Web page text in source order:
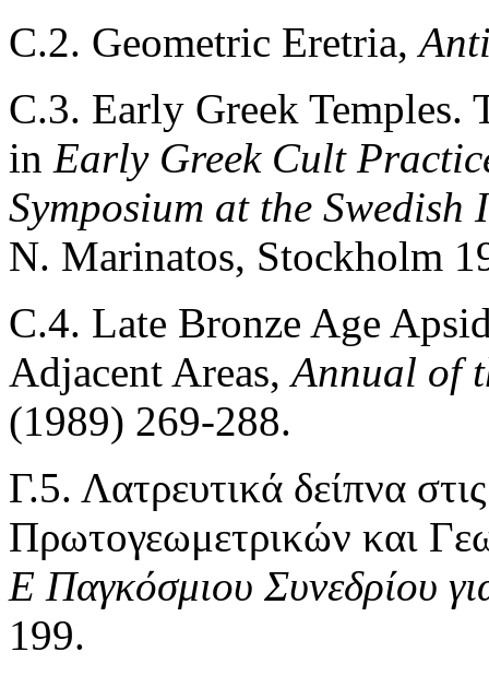
C.2. Geometric Eretria,
C.3. Early Greek
in Early Greek Cult
Symposium at the Swedish
N. Marinatos, Stockholm
C.4. Late Bronze Age
Adjacent Areas,Annual of
(1989) 269-288.
Γ.5. Λατρευτικά δείπνα
Πρωτογεωμετρικών και
Ε Παγκόσμιου Συνεδρίου
199.